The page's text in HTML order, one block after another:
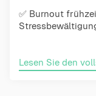
✅ Burnout
Lesen Sie den